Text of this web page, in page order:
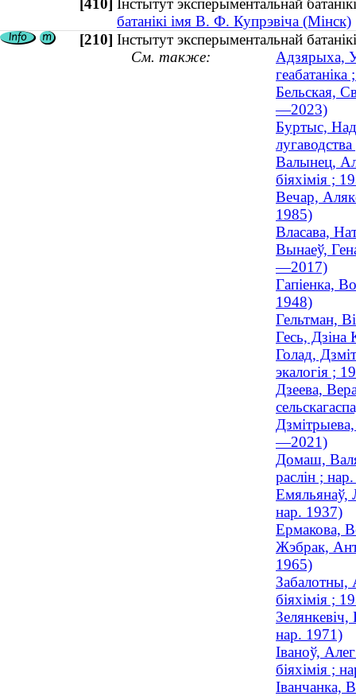
[410] Інстытут эксперыментальнай
батанікі імя В. Ф. Купрэвіча (Мінск)
[210] Інстытут эксперыментальнай
См. также:
Адзярыха,
Бельская,
—2023)
Буртыс,
Валынец,
біяхімія ;
Вечар,
1985)
Власава,
Вынаеў,
—2017)
Гапіенка,
1948)
Гельтман,
Гесь, Дзіна
Голад,
экалогія ;
Дзеева,
—2021)
Домаш,
раслін ;
Емяльянаў,
нар. 1937)
Ермакова,
Жэбрак,
1965)
Забалотны,
біяхімія ;
нар. 1971)
Іваноў,
біяхімія ;
Іванчанка,